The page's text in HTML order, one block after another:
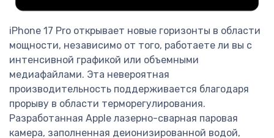
iPhone 17 Pro открывает новые горизонты в области
мощности, независимо от того, работаете ли вы с
интенсивной графикой или объемными
медиафайлами. Эта невероятная
производительность поддерживается благодаря
прорыву в области терморегулирования.
Разработанная Apple лазерно-сварная паровая
камера, заполненная деионизированной водой,